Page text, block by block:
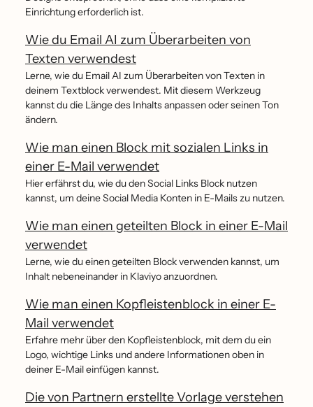
Einrichtung erforderlich ist.
Wie du Email AI zum Überarbeiten von
Texten verwendest
Lerne, wie du Email AI zum Überarbeiten von Texten in
deinem Textblock verwendest. Mit diesem Werkzeug
kannst du die Länge des Inhalts anpassen oder seinen Ton
ändern.
Wie man einen Block mit sozialen Links in
einer E-Mail verwendet
Hier erfährst du, wie du den Social Links Block nutzen
kannst, um deine Social Media Konten in E-Mails zu nutzen.
Wie man einen geteilten Block in einer E-Mail
verwendet
Lerne, wie du einen geteilten Block verwenden kannst, um
Inhalt nebeneinander in Klaviyo anzuordnen.
Wie man einen Kopfleistenblock in einer E-
Mail verwendet
Erfahre mehr über den Kopfleistenblock, mit dem du ein
Logo, wichtige Links und andere Informationen oben in
deiner E-Mail einfügen kannst.
Die von Partnern erstellte Vorlage verstehen